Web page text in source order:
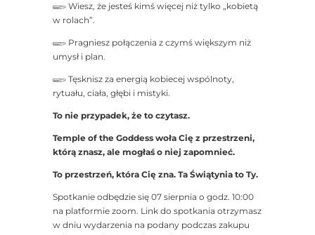
𓆃 Wiesz, że jesteś kimś więcej niż tylko „kobietą
w rolach”.
𓆃 Pragniesz połączenia z czymś większym niż
umysł i plan.
𓆃 Tęsknisz za energią kobiecej wspólnoty,
rytuału, ciała, głębi i mistyki.
To nie przypadek, że to czytasz.
Temple of the Goddess woła Cię z przestrzeni,
którą znasz, ale mogłaś o niej zapomnieć.
To przestrzeń, która Cię zna. Ta Świątynia to Ty.
Spotkanie odbędzie się 07 sierpnia o godz. 10:00
na platformie zoom. Link do spotkania otrzymasz
w dniu wydarzenia na podany podczas zakupu